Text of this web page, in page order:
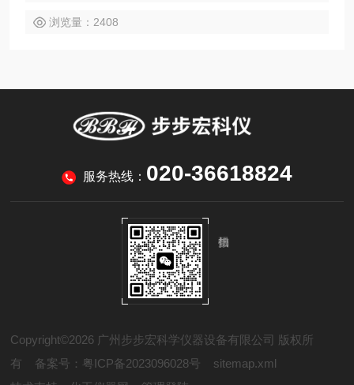
浏览量：2408
服务热线： 020-36618824
Copyright©2026 广州步步宏科学仪器设备有限公司 版权所
有 备案号：粤ICP备2023096028号
sitemap.xml